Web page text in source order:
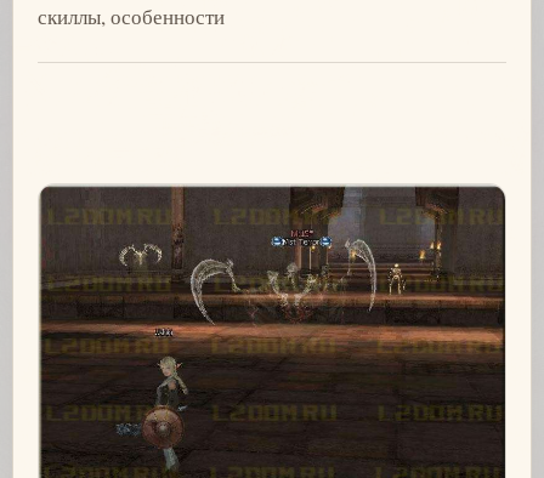
скиллы, особенности